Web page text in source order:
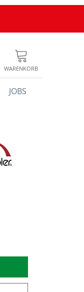
WARENKORB
JOBS